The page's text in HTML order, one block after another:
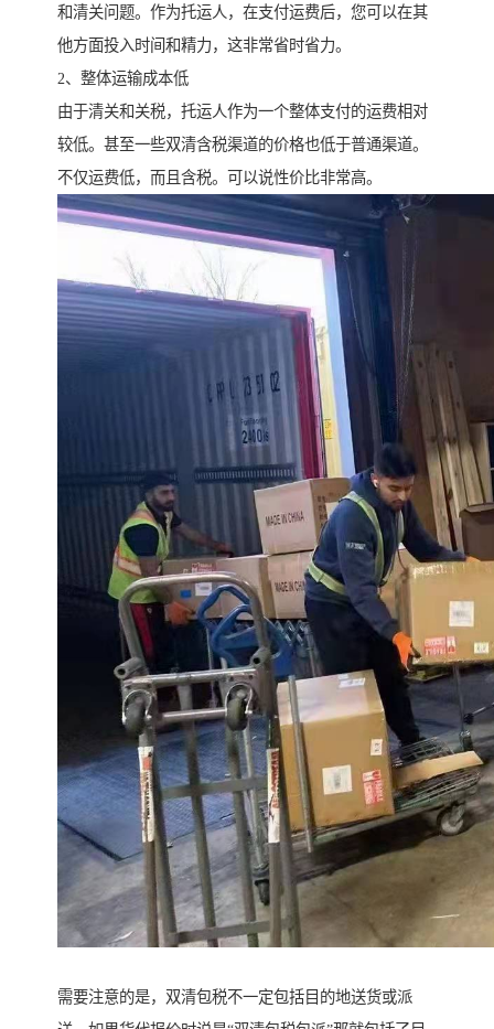
和清关问题。作为托运人，在支付运费后，您可以在其
他方面投入时间和精力，这非常省时省力。
2、整体运输成本低
由于清关和关税，托运人作为一个整体支付的运费相对
较低。甚至一些双清含税渠道的价格也低于普通渠道。
不仅运费低，而且含税。可以说性价比非常高。
需要注意的是，双清包税不一定包括目的地送货或派